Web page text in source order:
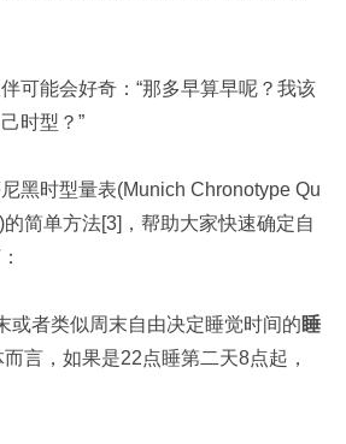
可能会好奇：“那多早算早呢？我该
时型？”
黑时型量表(Munich Chronotype Qu
简单方法[3]，帮助大家快速确定自
或者类似周末自由决定睡觉时间的睡
而言，如果是22点睡第二天8点起，